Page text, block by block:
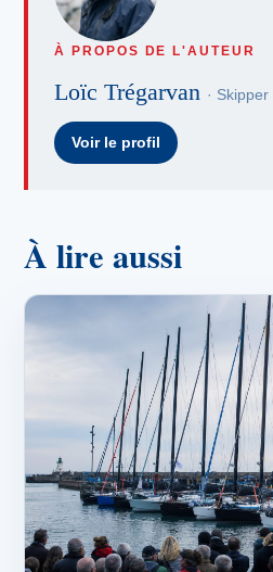
À PROPOS DE L'AUTEUR
Loïc Trégarvan ·
Voir le profil
À lire aussi